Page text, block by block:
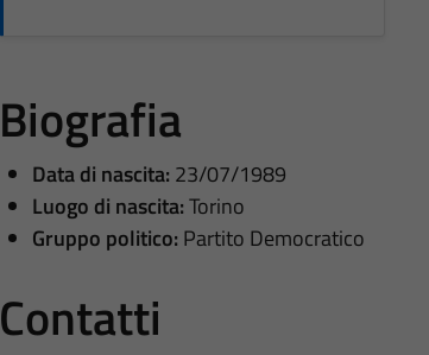
Biografia
Data di nascita: 23/07/1989
Luogo di nascita:Torino
Gruppo politico: Partito Democratico
Contatti